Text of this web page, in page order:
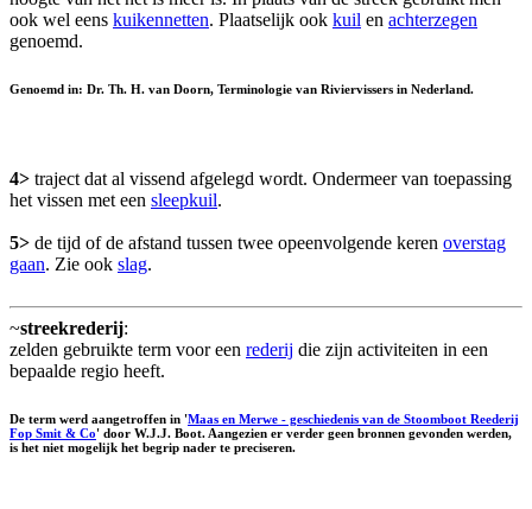
ook wel eens kuikennetten. Plaatselijk ook kuil en achterzegen
genoemd.
Genoemd in: Dr. Th. H. van Doorn, Terminologie van Riviervissers in Nederland.
4> traject dat al vissend afgelegd wordt. Ondermeer van toepassing
het vissen met een sleepkuil.
5> de tijd of de afstand tussen twee opeenvolgende keren overstag
gaan. Zie ook slag.
~streekrederij:
zelden gebruikte term voor een rederij die zijn activiteiten in een
bepaalde regio heeft.
De term werd aangetroffen in 'Maas en Merwe - geschiedenis van de Stoomboot Reederij
Fop Smit & Co' door W.J.J. Boot. Aangezien er verder geen bronnen gevonden werden,
is het niet mogelijk het begrip nader te preciseren.